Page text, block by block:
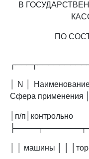
В
ПО
│ N │
Сфера применения │
│п/
│ │ машины │ │ │тор-